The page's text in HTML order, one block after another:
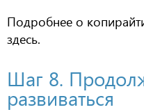
Подробнее о
здесь.
Шаг 8.
развиваться